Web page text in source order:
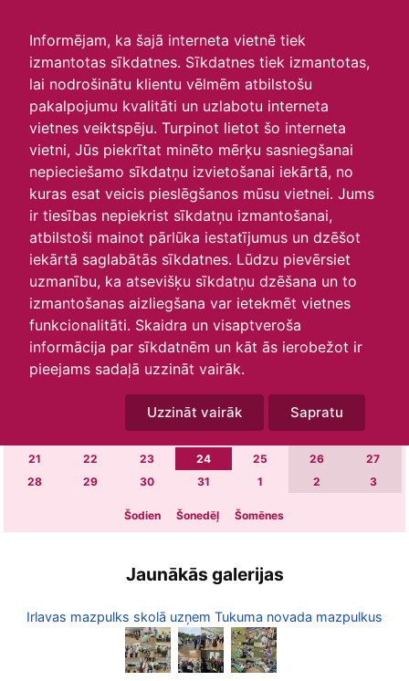
Informējam, ka šajā interneta vietnē tiek
izmantotas sīkdatnes. Sīkdatnes tiek izmantotas,
lai nodrošinātu klientu vēlmēm atbilstošu
pakalpojumu kvalitāti un uzlabotu interneta
vietnes veiktspēju. Turpinot lietot šo interneta
vietni, Jūs piekrītat minēto mērķu sasniegšanai
nepieciešamo sīkdatņu izvietošanai iekārtā, no
kuras esat veicis pieslēgšanos mūsu vietnei. Jums
ir tiesības nepiekrist sīkdatņu izmantošanai,
atbilstoši mainot pārlūka iestatījumus un dzēšot
iekārtā saglabātās sīkdatnes. Lūdzu pievērsiet
uzmanību, ka atsevišķu sīkdatņu dzēšana un to
izmantošanas aizliegšana var ietekmēt vietnes
funkcionalitāti. Skaidra un visaptveroša
informācija par sīkdatnēm un kāt ās ierobežot ir
pieejams sadaļā uzzināt vairāk.
Uzzināt vairāk Sapratu
Skats :
Aktuālie
Šodien Šonedēļ
Šomēnes
Arhīvs
O T S
9 10 12
16 17 18 19
21
22 23 24 25 26
27
28
29 30 31 1 2 3
Šodien Šonedēļ Šomēnes
Jaunākās galerijas
Irlavas mazpulks skolā uzņem Tukuma novada mazpulkus